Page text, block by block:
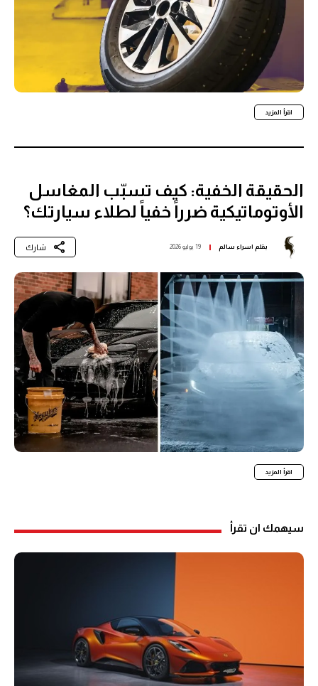
اقرأ المزيد
الحقيقة الخفية: كيف تسبّب المغاسل
الأوتوماتيكية ضرراً خفياً لطلاء سيارتك؟
بقلم اسراء سالم 19 يوليو 2026 شارك
اقرأ المزيد
سيهمك ان تقرأ